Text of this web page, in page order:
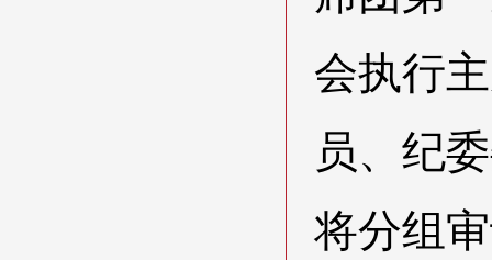
会执行
员、纪
将分组